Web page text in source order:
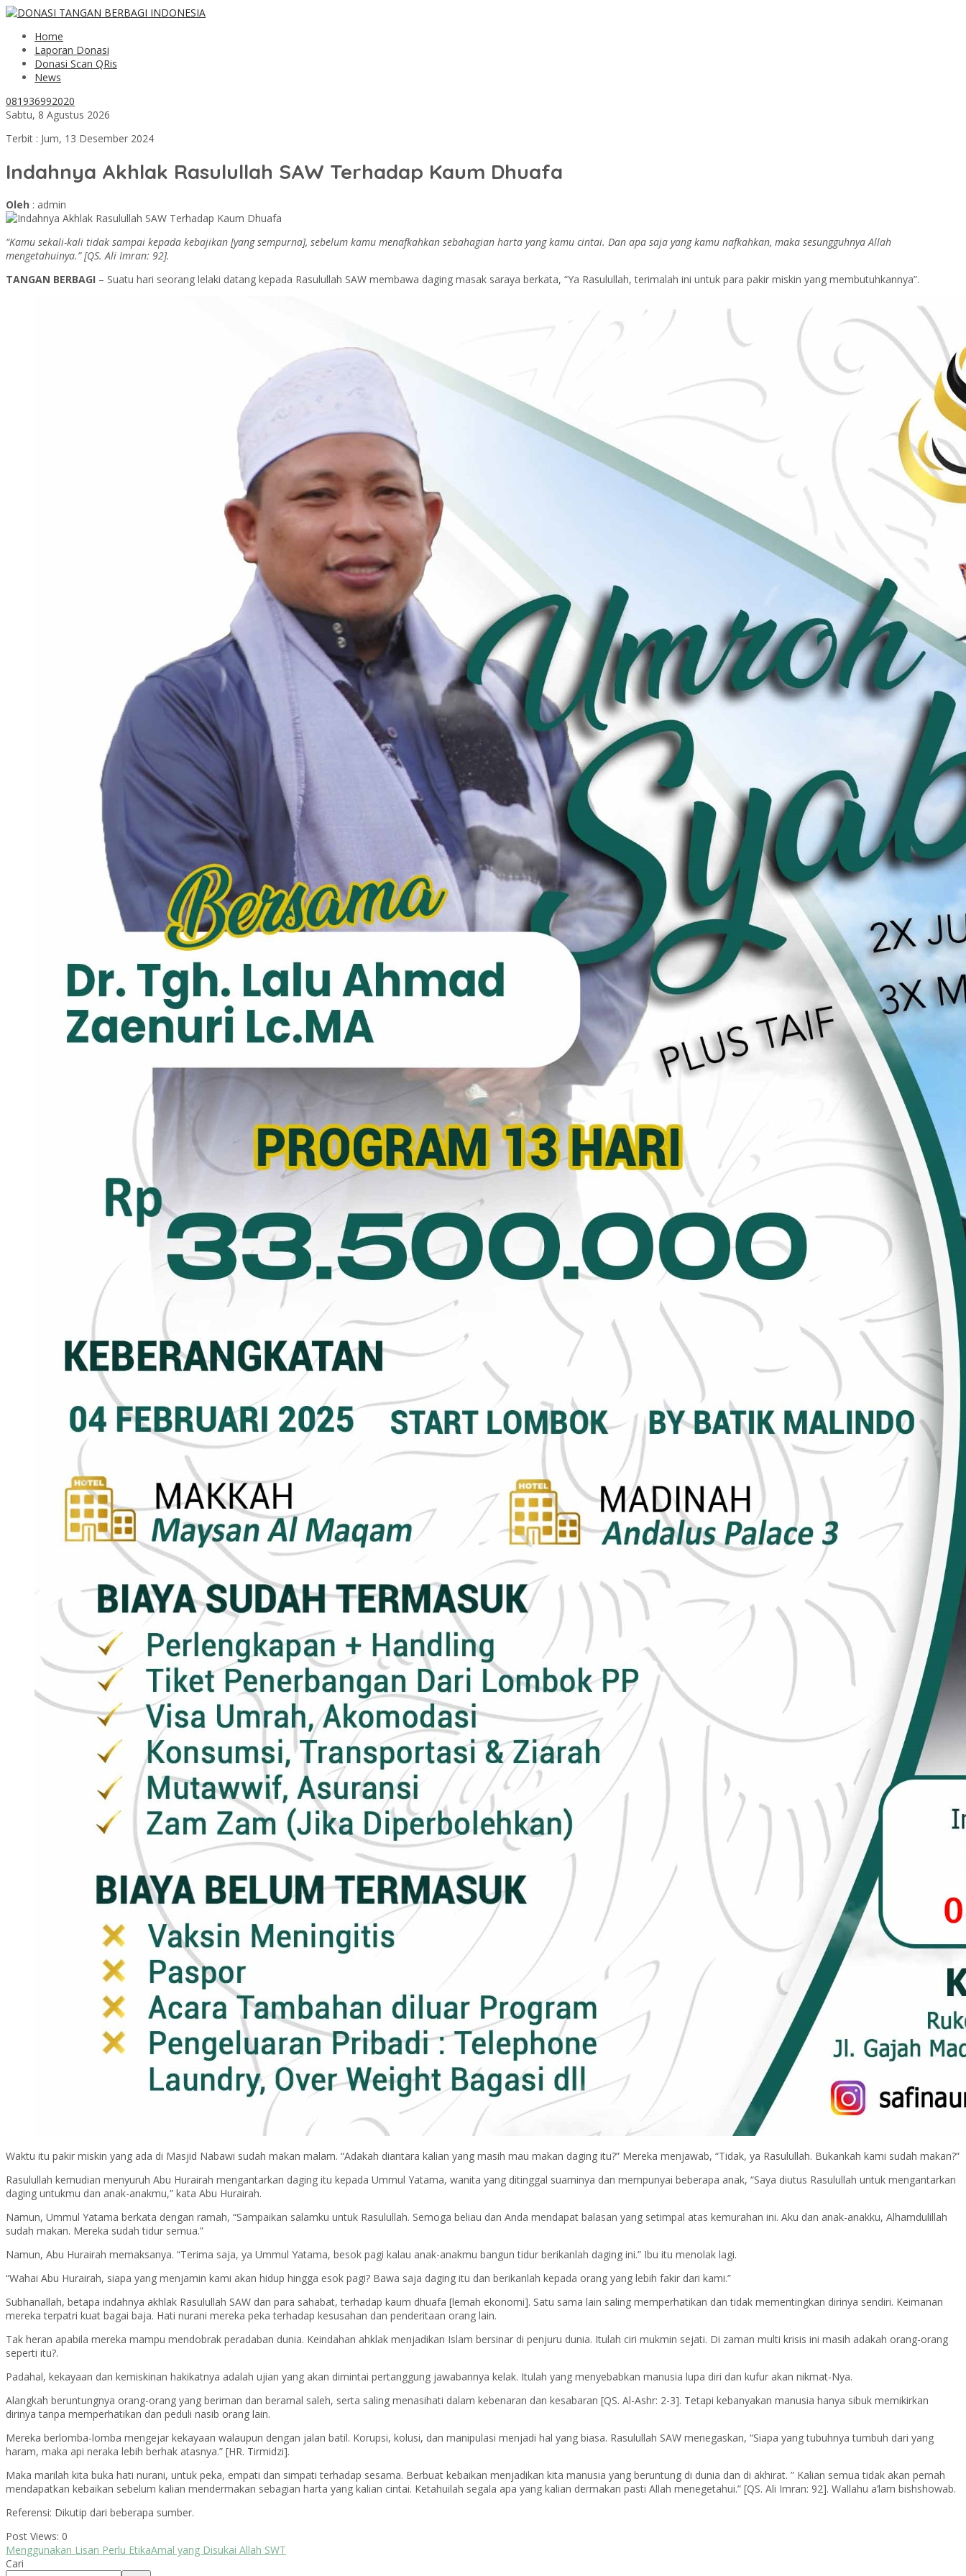
Home
Laporan Donasi
Donasi Scan QRis
News
081936992020
Sabtu, 8 Agustus 2026
Terbit : Jum, 13 Desember 2024
Indahnya Akhlak Rasulullah SAW Terhadap Kaum Dhuafa
Oleh : admin
“Kamu sekali-kali tidak sampai kepada kebajikan [yang sempurna], sebelum kamu menafkahkan sebahagian harta yang kamu cintai. Dan apa saja yang kamu nafkahkan, maka sesungguhnya Allah
mengetahuinya.” [QS. Ali Imran: 92].
TANGAN BERBAGI – Suatu hari seorang lelaki datang kepada Rasulullah SAW membawa daging masak saraya berkata, “Ya Rasulullah, terimalah ini untuk para pakir miskin yang membutuhkannya”.
Waktu itu pakir miskin yang ada di Masjid Nabawi sudah makan malam. “Adakah diantara kalian yang masih mau makan daging itu?” Mereka menjawab, “Tidak, ya Rasulullah. Bukankah kami sudah makan?”
Rasulullah kemudian menyuruh Abu Hurairah mengantarkan daging itu kepada Ummul Yatama, wanita yang ditinggal suaminya dan mempunyai beberapa anak, “Saya diutus Rasulullah untuk mengantarkan
daging untukmu dan anak-anakmu,” kata Abu Hurairah.
Namun, Ummul Yatama berkata dengan ramah, “Sampaikan salamku untuk Rasulullah. Semoga beliau dan Anda mendapat balasan yang setimpal atas kemurahan ini. Aku dan anak-anakku, Alhamdulillah
sudah makan. Mereka sudah tidur semua.”
Namun, Abu Hurairah memaksanya. “Terima saja, ya Ummul Yatama, besok pagi kalau anak-anakmu bangun tidur berikanlah daging ini.” Ibu itu menolak lagi.
“Wahai Abu Hurairah, siapa yang menjamin kami akan hidup hingga esok pagi? Bawa saja daging itu dan berikanlah kepada orang yang lebih fakir dari kami.”
Subhanallah, betapa indahnya akhlak Rasulullah SAW dan para sahabat, terhadap kaum dhuafa [lemah ekonomi]. Satu sama lain saling memperhatikan dan tidak mementingkan dirinya sendiri. Keimanan
mereka terpatri kuat bagai baja. Hati nurani mereka peka terhadap kesusahan dan penderitaan orang lain.
Tak heran apabila mereka mampu mendobrak peradaban dunia. Keindahan ahklak menjadikan Islam bersinar di penjuru dunia. Itulah ciri mukmin sejati. Di zaman multi krisis ini masih adakah orang-orang
seperti itu?.
Padahal, kekayaan dan kemiskinan hakikatnya adalah ujian yang akan dimintai pertanggung jawabannya kelak. Itulah yang menyebabkan manusia lupa diri dan kufur akan nikmat-Nya.
Alangkah beruntungnya orang-orang yang beriman dan beramal saleh, serta saling menasihati dalam kebenaran dan kesabaran [QS. Al-Ashr: 2-3]. Tetapi kebanyakan manusia hanya sibuk memikirkan
dirinya tanpa memperhatikan dan peduli nasib orang lain.
Mereka berlomba-lomba mengejar kekayaan walaupun dengan jalan batil. Korupsi, kolusi, dan manipulasi menjadi hal yang biasa. Rasulullah SAW menegaskan, “Siapa yang tubuhnya tumbuh dari yang
haram, maka api neraka lebih berhak atasnya.” [HR. Tirmidzi].
Maka marilah kita buka hati nurani, untuk peka, empati dan simpati terhadap sesama. Berbuat kebaikan menjadikan kita manusia yang beruntung di dunia dan di akhirat. ” Kalian semua tidak akan pernah
mendapatkan kebaikan sebelum kalian mendermakan sebagian harta yang kalian cintai. Ketahuilah segala apa yang kalian dermakan pasti Allah menegetahui.” [QS. Ali Imran: 92]. Wallahu a’lam bishshowab.
Referensi: Dikutip dari beberapa sumber.
Post Views: 0
Menggunakan Lisan Perlu EtikaAmal yang Disukai Allah SWT
Cari